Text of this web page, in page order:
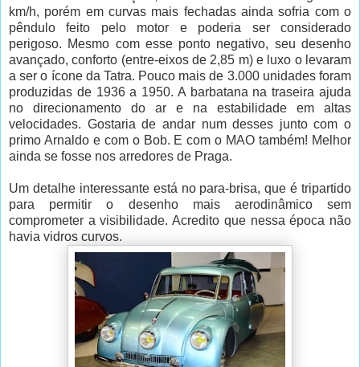
km/h, porém em curvas mais fechadas ainda sofria com o
pêndulo feito pelo motor e poderia ser considerado
perigoso. Mesmo com esse ponto negativo, seu desenho
avançado, conforto (entre-eixos de 2,85 m) e luxo o levaram
a ser o ícone da Tatra. Pouco mais de 3.000 unidades foram
produzidas de 1936 a 1950. A barbatana na traseira ajuda
no direcionamento do ar e na estabilidade em altas
velocidades. Gostaria de andar num desses junto com o
primo Arnaldo e com o Bob. E com o MAO também! Melhor
ainda se fosse nos arredores de Praga.
Um detalhe interessante está no para-brisa, que é tripartido
para permitir o desenho mais aerodinâmico sem
comprometer a visibilidade. Acredito que nessa época não
havia vidros curvos.